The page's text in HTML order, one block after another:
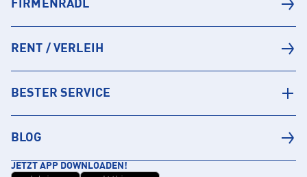
FIRMENRADL
RENT / VERLEIH
BESTER SERVICE
BLOG
JETZT APP DOWNLOADEN!